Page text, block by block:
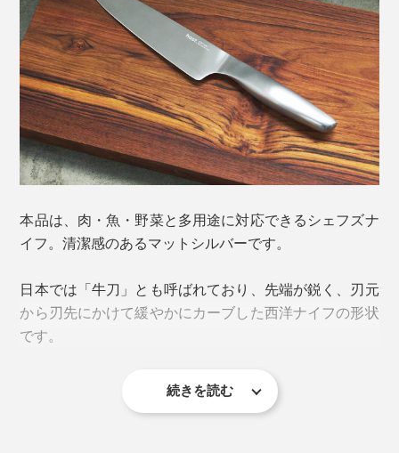
写真は サントクナイフ／チタンブラック 」
ミシュランの星を獲得する世界のトップシェフにも厨房
扱いやすくデザインされています。むしろ、これから料
理をはじめたい人にこそ、ぜひ使ってほしい包丁です。
（軸受）やドリルビット（切削工具）にも使用されてい
るほど強靭な鋼材。
れ・欠けにくさ）、優れた耐腐食性（サビにくさ）へと
さらに向上させるため、エディションナイフ専用に調合
本品は、肉・魚・野菜と多用途に対応できるシェフズナ
イフ。清潔感のあるマットシルバーです。
日本では「牛刀」とも呼ばれており、先端が鋭く、刃元
から刃先にかけて緩やかにカーブした西洋ナイフの形状
です。
続きを読む